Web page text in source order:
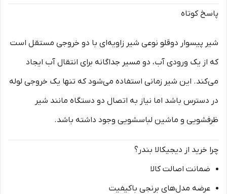
پاسخ کوتاه
شیر پیسوار دوقلو نوعی شیر زاویه‌ای با دو خروجی مستقل است
که از یک ورودی آب، دو مسیر جداگانه برای انتقال آب ایجاد
می‌کند. این شیر زمانی استفاده می‌شود که تنها یک خروجی لوله
در دسترس باشد اما نیاز به اتصال دو دستگاه مانند شیر
ظرفشویی و ماشین لباسشویی وجود داشته باشد.
چرا خرید از دیجیکالا بندر؟
ضمانت اصالت کالا
عرضه مدل‌های برنجی باکیفیت